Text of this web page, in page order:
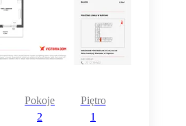
Pokoje
2
Piętro
1